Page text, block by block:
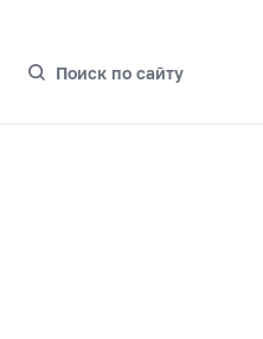
Поиск по сайту